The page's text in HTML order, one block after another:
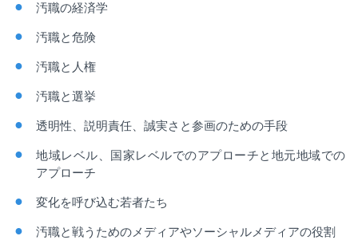
汚職の経済学
汚職と危険
汚職と人権
汚職と選挙
透明性、説明責任、誠実さと参画のための手段
地域レベル、国家レベルでのアプローチと地元地域での
アプローチ
変化を呼び込む若者たち
汚職と戦うためのメディアやソーシャルメディアの役割